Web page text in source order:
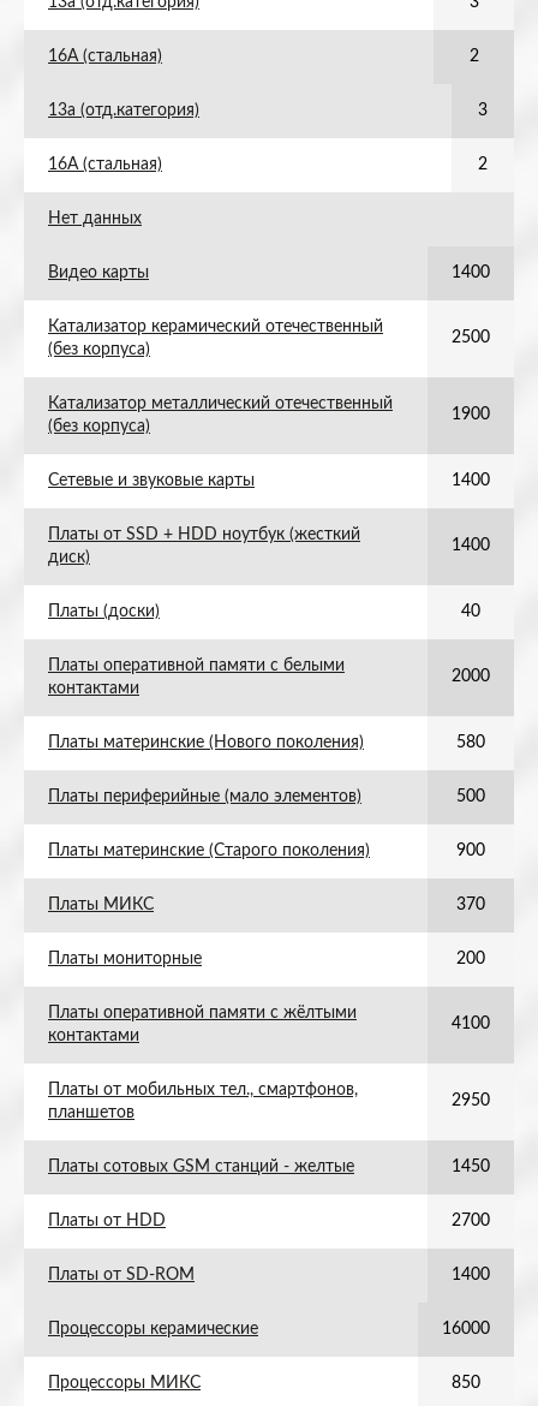
16А (стальная) 2
13а (отд.категория) 3
16А (стальная) 2
Нет данных
Видео карты 1400
Катализатор керамический отечественный
(без корпуса)
2500
Катализатор металлический отечественный
(без корпуса)
1900
Сетевые и звуковые карты 1400
Платы от SSD + HDD ноутбук (жесткий
диск)
1400
Платы (доски) 40
Платы оперативной памяти с белыми
контактами
2000
Платы материнские (Нового поколения) 580
Платы периферийные (мало элементов) 500
Платы материнские (Старого поколения) 900
Платы МИКС 370
Платы мониторные 200
Платы оперативной памяти с жёлтыми
контактами
4100
Платы от мобильных тел., смартфонов,
планшетов
2950
Платы сотовых GSM станций - желтые 1450
Платы от HDD 2700
Платы от SD-ROM 1400
Процессоры керамические 16000
Процессоры МИКС 850